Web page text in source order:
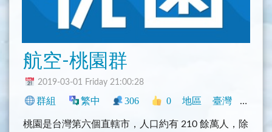
航空-桃園群
2019-03-01 Friday 21:00:28
群組 繁中 306 0 地區 臺灣 旅遊
桃園是台灣第六個直轄市，人口約有 210 餘萬人，除